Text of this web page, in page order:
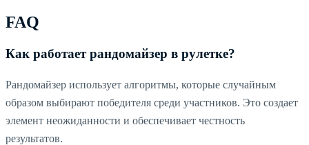
FAQ
Как работает рандомайзер в рулетке?
Рандомайзер использует алгоритмы, которые случайным
образом выбирают победителя среди участников. Это создает
элемент неожиданности и обеспечивает честность
результатов.